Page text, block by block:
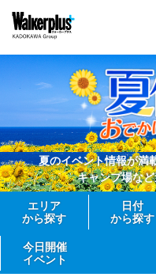
夏のイベント情報が満
キャンプ場な
エリア
から探す
日付
から探す
今日開催
イベント